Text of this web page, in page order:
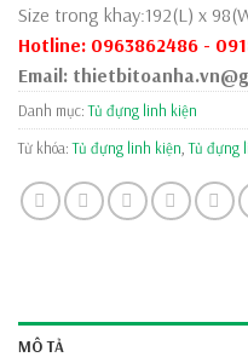
Size trong khay:192(L) x
Hotline: 0963862486 -
Email:
Danh mục:Tủ đựng linh kiện
Từ khóa:Tủ đựng linh kiện ,Tủ đựng
MÔ TẢ